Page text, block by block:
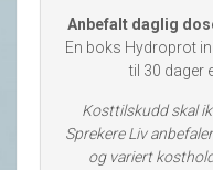
Anbefalt daglig
En boks Hydroprot
til 30 dager
Kosttilskudd skal
Sprekere Liv
og variert